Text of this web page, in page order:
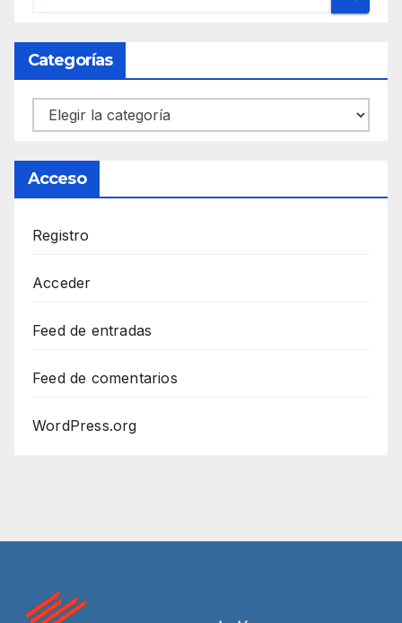
Categorías
Categorías
Acceso
Registro
Acceder
Feed de entradas
Feed de comentarios
WordPress.org